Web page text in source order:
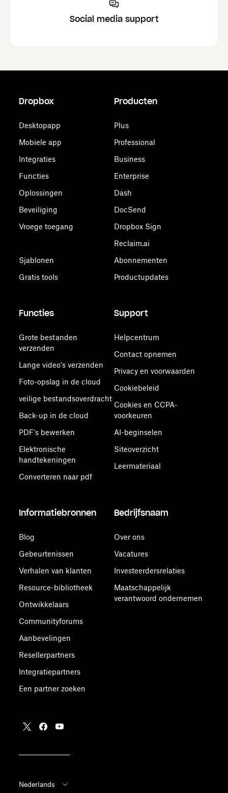
Social media support
Dropbox
Desktopapp
Mobiele app
Integraties
Functies
Oplossingen
Beveiliging
Vroege toegang
Sjablonen
Gratis tools
Producten
Plus
Professional
Business
Enterprise
Dash
DocSend
Dropbox Sign
Reclaim.ai
Abonnementen
Productupdates
Functies
Grote bestanden
verzenden
Lange video's verzenden
Foto-opslag in de cloud
veilige bestandsoverdracht
Back-up in de cloud
PDF's bewerken
Elektronische
handtekeningen
Converteren naar pdf
Support
Helpcentrum
Contact opnemen
Privacy en voorwaarden
Cookiebeleid
Cookies en CCPA-
voorkeuren
AI-beginselen
Siteoverzicht
Leermateriaal
Informatiebronnen
Blog
Gebeurtenissen
Verhalen van klanten
Resource-bibliotheek
Ontwikkelaars
Communityforums
Aanbevelingen
Resellerpartners
Integratiepartners
Een partner zoeken
Bedrijfsnaam
Over ons
Vacatures
Investeerdersrelaties
Maatschappelijk
verantwoord ondernemen
Nederlands